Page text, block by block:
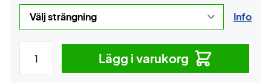
Info
Lägg i varukorg